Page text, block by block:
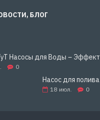
БЛОГ
0
Насос для полива
18 июл. 0